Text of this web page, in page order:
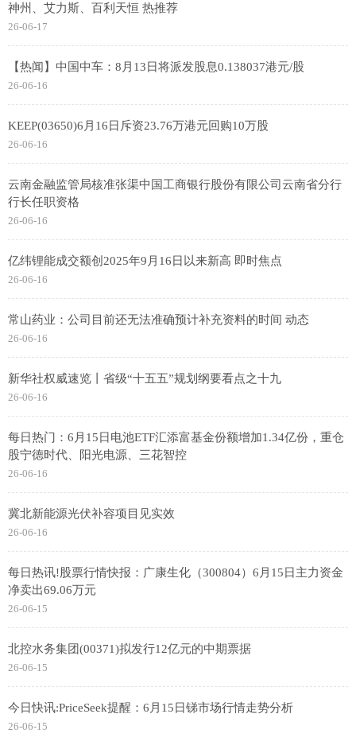
神州、艾力斯、百利天恒 热推荐
26-06-17
【热闻】中国中车：8月13日将派发股息0.138037港元/股
26-06-16
KEEP(03650)6月16日斥资23.76万港元回购10万股
26-06-16
云南金融监管局核准张渠中国工商银行股份有限公司云南省分行
行长任职资格
26-06-16
亿纬锂能成交额创2025年9月16日以来新高 即时焦点
26-06-16
常山药业：公司目前还无法准确预计补充资料的时间 动态
26-06-16
新华社权威速览丨省级“十五五”规划纲要看点之十九
26-06-16
每日热门：6月15日电池ETF汇添富基金份额增加1.34亿份，重仓
股宁德时代、阳光电源、三花智控
26-06-16
冀北新能源光伏补容项目见实效
26-06-16
每日热讯!股票行情快报：广康生化（300804）6月15日主力资金
净卖出69.06万元
26-06-15
北控水务集团(00371)拟发行12亿元的中期票据
26-06-15
今日快讯:PriceSeek提醒：6月15日锑市场行情走势分析
26-06-15